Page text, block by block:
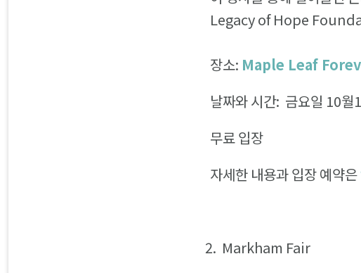
Legacy of Hope
장소: Maple Leaf
날짜와 시간: 금요일 10월
무료 입장
자세한 내용과 입장 예약은
Markham Fair